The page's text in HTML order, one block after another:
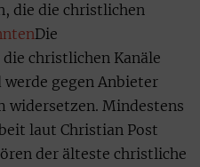
die die christlichen
Die
christlichen Kanäle
gegen Anbieter
widersetzen. Mindestens
laut Christian Post
der älteste christliche